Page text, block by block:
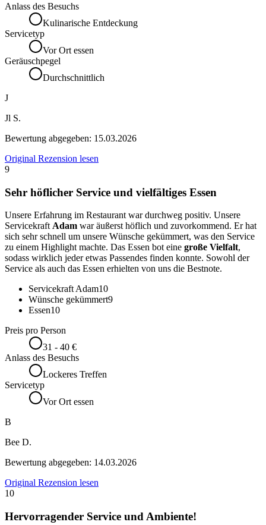
Anlass des Besuchs
Kulinarische Entdeckung
Servicetyp
Vor Ort essen
Geräuschpegel
Durchschnittlich
J
Jl S.
Bewertung abgegeben: 15.03.2026
Original Rezension lesen
9
Sehr höflicher Service und vielfältiges Essen
Unsere Erfahrung im Restaurant war durchweg positiv. Unsere
Servicekraft Adam war äußerst höflich und zuvorkommend. Er hat
sich sehr schnell um unsere Wünsche gekümmert, was den Service
zu einem Highlight machte. Das Essen bot eine große Vielfalt,
sodass wirklich jeder etwas Passendes finden konnte. Sowohl der
Service als auch das Essen erhielten von uns die Bestnote.
Servicekraft Adam10
Wünsche gekümmert9
Essen10
Preis pro Person
31 - 40 €
Anlass des Besuchs
Lockeres Treffen
Servicetyp
Vor Ort essen
B
Bee D.
Bewertung abgegeben: 14.03.2026
Original Rezension lesen
10
Hervorragender Service und Ambiente!